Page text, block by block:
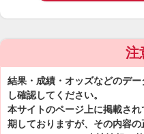
注
結果・成績・オッズなどのデ
し確認してください。
本サイトのページ上に掲載さ
期しておりますが、その内容